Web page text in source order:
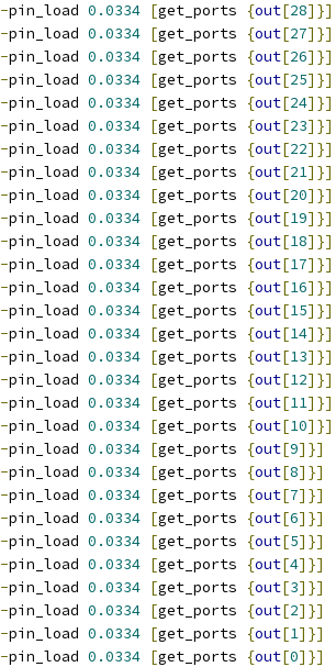
-pin_load 0.0334 [get_ports {out[28]}]
-pin_load 0.0334 [get_ports {out[27]}]
-pin_load 0.0334 [get_ports {out[26]}]
-pin_load 0.0334 [get_ports {out[25]}]
-pin_load 0.0334 [get_ports {out[24]}]
-pin_load 0.0334 [get_ports {out[23]}]
-pin_load 0.0334 [get_ports {out[22]}]
-pin_load 0.0334 [get_ports {out[21]}]
-pin_load 0.0334 [get_ports {out[20]}]
-pin_load 0.0334 [get_ports {out[19]}]
-pin_load 0.0334 [get_ports {out[18]}]
-pin_load 0.0334 [get_ports {out[17]}]
-pin_load 0.0334 [get_ports {out[16]}]
-pin_load 0.0334 [get_ports {out[15]}]
-pin_load 0.0334 [get_ports {out[14]}]
-pin_load 0.0334 [get_ports {out[13]}]
-pin_load 0.0334 [get_ports {out[12]}]
-pin_load 0.0334 [get_ports {out[11]}]
-pin_load 0.0334 [get_ports {out[10]}]
-pin_load 0.0334 [get_ports {out[9]}]
-pin_load 0.0334 [get_ports {out[8]}]
-pin_load 0.0334 [get_ports {out[7]}]
-pin_load 0.0334 [get_ports {out[6]}]
-pin_load 0.0334 [get_ports {out[5]}]
-pin_load 0.0334 [get_ports {out[4]}]
-pin_load 0.0334 [get_ports {out[3]}]
-pin_load 0.0334 [get_ports {out[2]}]
-pin_load 0.0334 [get_ports {out[1]}]
-pin_load 0.0334 [get_ports {out[0]}]